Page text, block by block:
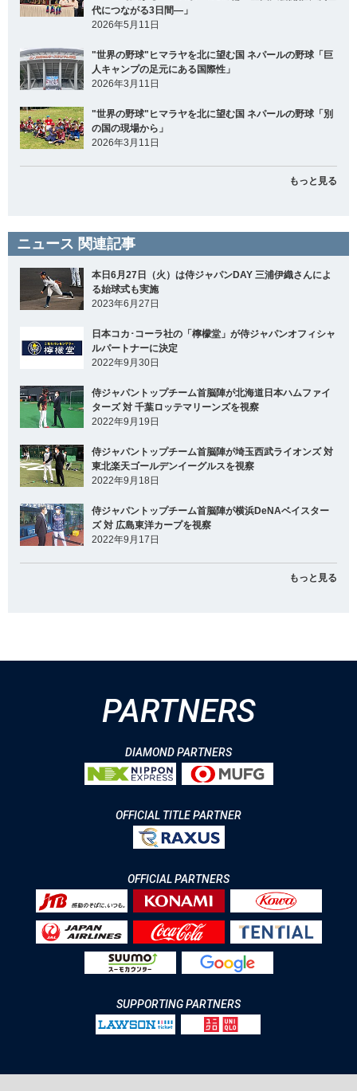
代につながる3日間―」
2026年5月11日
"世界の野球"ヒマラヤを北に望む国 ネパールの野球「巨
人キャンプの足元にある国際性」
2026年3月11日
"世界の野球"ヒマラヤを北に望む国 ネパールの野球「別
の国の現場から」
2026年3月11日
もっと見る
ニュース 関連記事
本日6月27日（火）は侍ジャパンDAY 三浦伊織さんによ
る始球式も実施
2023年6月27日
日本コカ･コーラ社の「檸檬堂」が侍ジャパンオフィシャ
ルパートナーに決定
2022年9月30日
侍ジャパントップチーム首脳陣が北海道日本ハムファイ
ターズ 対 千葉ロッテマリーンズを視察
2022年9月19日
侍ジャパントップチーム首脳陣が埼玉西武ライオンズ 対
東北楽天ゴールデンイーグルスを視察
2022年9月18日
侍ジャパントップチーム首脳陣が横浜DeNAベイスター
ズ 対 広島東洋カープを視察
2022年9月17日
もっと見る
PARTNERS
DIAMOND PARTNERS
OFFICIAL TITLE PARTNER
OFFICIAL PARTNERS
SUPPORTING PARTNERS